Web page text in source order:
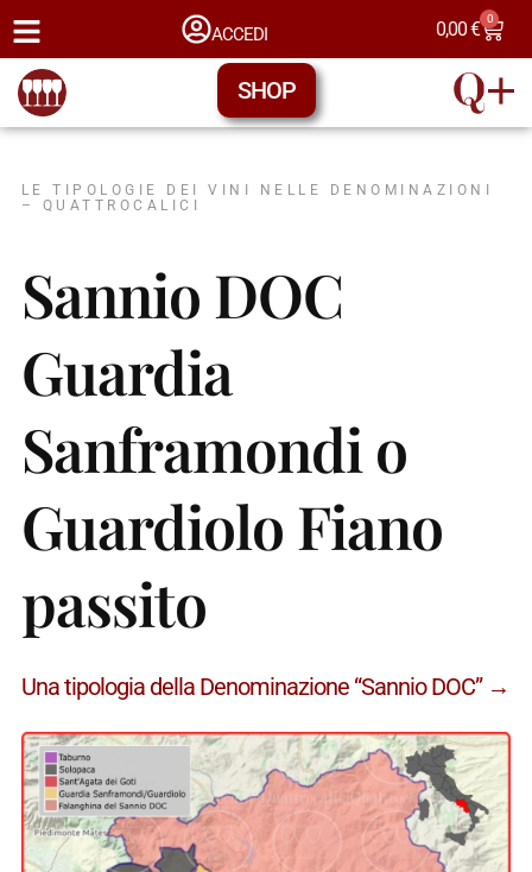
ACCEDI 0,00€ 0
SHOP
LE TIPOLOGIE DEI VINI NELLE DENOMINAZIONI
– QUATTROCALICI
Sannio DOC
Guardia
Sanframondi o
Guardiolo Fiano
passito
Una tipologia della Denominazione “Sannio DOC” →